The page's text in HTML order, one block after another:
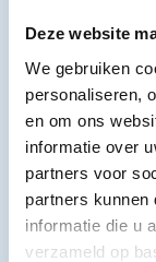
Deze website
We gebruiken
personaliseren,
en om ons
informatie over
partners voor
partners kunnen
informatie die u
verzameld op
– Beïnvloedt de
– Bevorderd de